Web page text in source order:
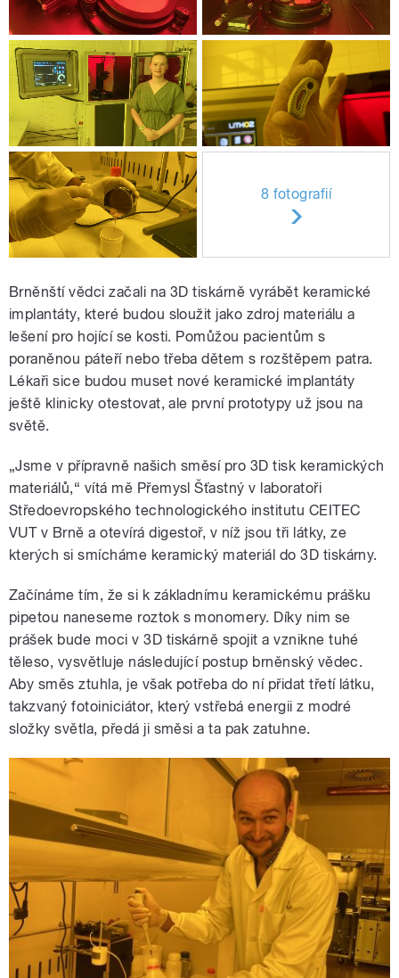
8 fotografií
Brněnští vědci začali na 3D tiskárně vyrábět keramické
implantáty, které budou sloužit jako zdroj materiálu a
lešení pro hojící se kosti. Pomůžou pacientům s
poraněnou páteří nebo třeba dětem s rozštěpem patra.
Lékaři sice budou muset nové keramické implantáty
ještě klinicky otestovat, ale první prototypy už jsou na
světě.
„Jsme v přípravně našich směsí pro 3D tisk keramických
materiálů,“ vítá mě Přemysl Šťastný v laboratoři
Středoevropského technologického institutu CEITEC
VUT v Brně a otevírá digestoř, v níž jsou tři látky, ze
kterých si smícháme keramický materiál do 3D tiskárny.
Začínáme tím, že si k základnímu keramickému prášku
pipetou naneseme roztok s monomery. Díky nim se
prášek bude moci v 3D tiskárně spojit a vznikne tuhé
těleso, vysvětluje následující postup brněnský vědec.
Aby směs ztuhla, je však potřeba do ní přidat třetí látku,
takzvaný fotoiniciátor, který vstřebá energii z modré
složky světla, předá ji směsi a ta pak zatuhne.